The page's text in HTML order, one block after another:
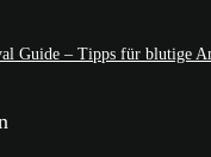
Guide – Tipps für blutige